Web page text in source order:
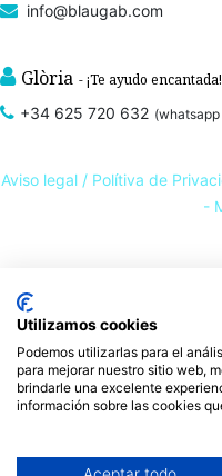
info@blaugab.com
Glòria - ¡Te ayudo encantada!
+34 625 720 632
Aviso legal / Polítiva de
-
ropa interior de algodón orgánico,
sostenibles con certificado GOTS
Expertos en ropa para piel
ambientales.
Utilizamos cookies
Podemos utilizarlas para el
para mejorar nuestro sitio web,
brindarle una excelente
información sobre las cookies